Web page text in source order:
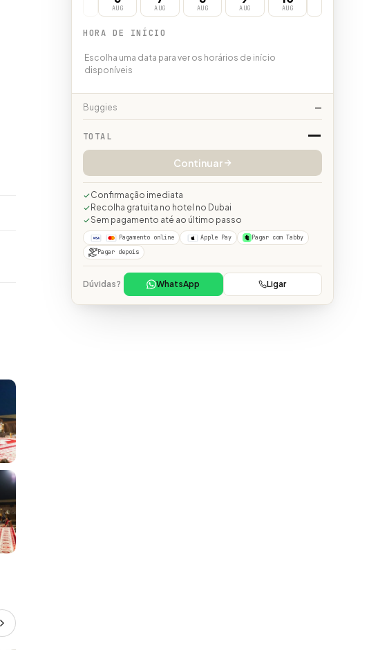
AUG AUG AUG AUG AUG
HORA DE INÍCIO
Escolha uma data para ver os horários de início
disponíveis
Buggies —
TOTAL —
Continuar
Confirmação imediata
Recolha gratuita no hotel no Dubai
Sem pagamento até ao último passo
Pagamento online Apple Pay
Pagar com Tabby
Pagar depois
Dúvidas? WhatsApp Ligar